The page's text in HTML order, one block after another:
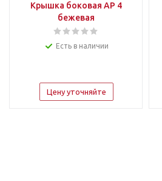
Крышка боковая AP 4
бежевая
Есть в наличии
Цену уточняйте